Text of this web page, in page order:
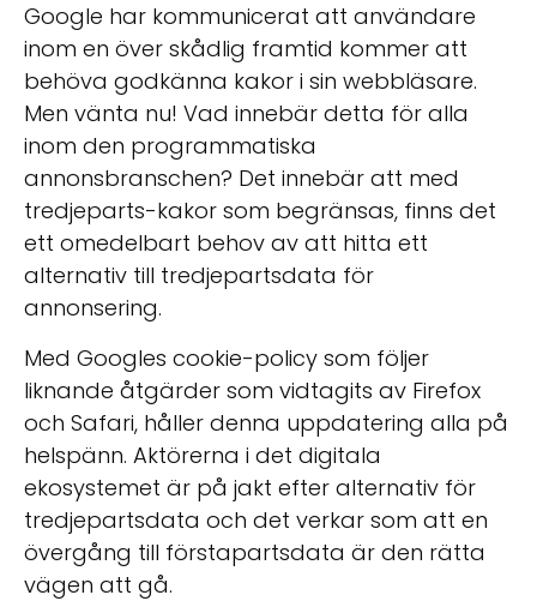
Google har kommunicerat att användare
inom en över skådlig framtid kommer att
behöva godkänna kakor i sin webbläsare.
Men vänta nu! Vad innebär detta för alla
inom den programmatiska
annonsbranschen? Det innebär att med
tredjeparts-kakor som begränsas, finns det
ett omedelbart behov av att hitta ett
alternativ till tredjepartsdata för
annonsering.
Med Googles cookie-policy som följer
liknande åtgärder som vidtagits av Firefox
och Safari, håller denna uppdatering alla på
helspänn. Aktörerna i det digitala
ekosystemet är på jakt efter alternativ för
tredjepartsdata och det verkar som att en
övergång till förstapartsdata är den rätta
vägen att gå.